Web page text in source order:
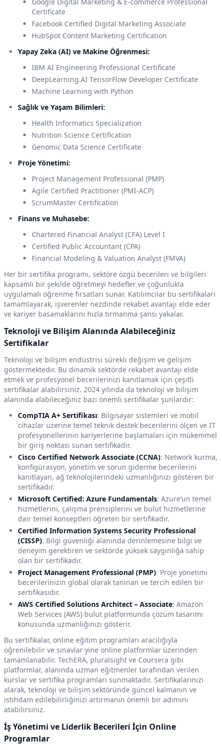
Google Digital Marketing & E-commerce Professional
Certificate
Facebook Certified Digital Marketing Associate
HubSpot Content Marketing Certification
Yapay Zeka (AI) ve Makine Öğrenmesi:
IBM AI Engineering Professional Certificate
DeepLearning.AI TensorFlow Developer Certificate
Machine Learning with Python
Sağlık ve Yaşam Bilimleri:
Health Informatics Specialization
Nutrition Science Certification
Genomic Data Science Certificate
Proje Yönetimi:
Project Management Professional (PMP)
Agile Certified Practitioner (PMI-ACP)
ScrumMaster Certification
Finans ve Muhasebe:
Chartered Financial Analyst (CFA) Level I
Certified Public Accountant (CPA)
Financial Modeling & Valuation Analyst (FMVA)
Her bir sertifika programı, sektöre özgü becerileri ve bilgileri
kapsamlı bir şekilde öğretmeyi hedefler ve çoğunlukla
uygulamalı öğrenme fırsatları sunar. Katılımcılar bu sertifikaları
tamamlayarak, işverenler nezdinde rekabet avantajı elde eder
ve kariyer basamaklarını hızla tırmanma şansı yakalar.
Teknoloji ve Bilişim Alanında Alabileceğiniz
Sertifikalar
Teknoloji ve bilişim endüstrisi sürekli değişim ve gelişim
göstermektedir. Bu dinamik sektörde rekabet avantajı elde
etmek ve profesyonel becerilerinizi kanıtlamak için çeşitli
sertifikalar alabilirsiniz. 2024 yılında da teknoloji ve bilişim
alanında alabileceğiniz bazı önemli sertifikalar şunlardır:
CompTIA A+ Sertifikası: Bilgisayar sistemleri ve mobil
cihazlar üzerine temel teknik destek becerilerini ölçen ve IT
profesyonellerinin kariyerlerine başlamaları için mükemmel
bir giriş noktası sunan sertifikadır.
Cisco Certified Network Associate (CCNA): Network kurma,
konfigürasyon, yönetim ve sorun giderme becerilerini
kanıtlayan, ağ teknolojilerindeki uzmanlığınızı gösteren bir
sertifikadır.
Microsoft Certified: Azure Fundamentals: Azure’un temel
hizmetlerini, çalışma prensiplerini ve bulut hizmetlerine
dair temel konseptleri öğreten bir sertifikadır.
Certified Information Systems Security Professional
(CISSP): Bilgi güvenliği alanında derinlemesine bilgi ve
deneyim gerektiren ve sektörde yüksek saygınlığa sahip
olan bir sertifikadır.
Project Management Professional (PMP): Proje yönetimi
becerilerinizin global olarak tanınan ve tercih edilen bir
sertifikasıdır.
AWS Certified Solutions Architect – Associate: Amazon
Web Services (AWS) bulut platformunda çözüm tasarımı
konusunda uzmanlığınızı gösterir.
Bu sertifikalar, online eğitim programları aracılığıyla
öğrenilebilir ve sınavlar yine online platformlar üzerinden
tamamlanabilir. TechERA, pluralsight ve Coursera gibi
platformlar, alanında uzman eğitmenler tarafından verilen
kurslar ve sertifika programları sunmaktadır. Sertifikalarınızı
alarak, teknoloji ve bilişim sektöründe güncel kalmanın ve
istihdam edilebilirliğinizi artırmanın önemli bir adımını
atabilirsiniz.
İş Yönetimi ve Liderlik Becerileri İçin Online
Programlar